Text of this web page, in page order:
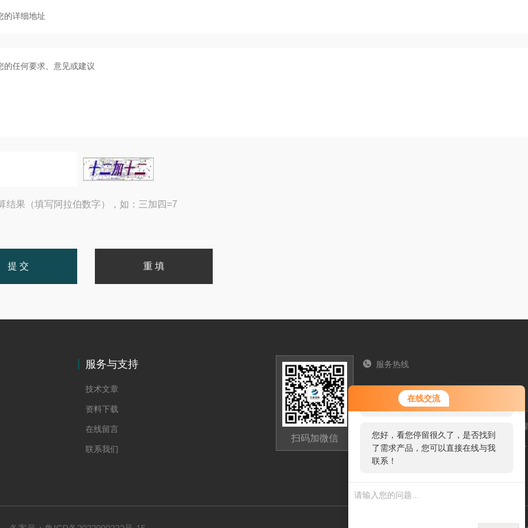
在线交流
您好！欢迎前来咨询，很高兴为您
服务，请问您要咨询什么问题呢？
您好，看您停留很久了，是否找到
了需求产品，您可以直接在线与我
联系！
结果（填写阿拉伯数字），如：三加四=7
服务与支持
技术文章
资料下载
在线留言
联系我们
扫码加微信
服务热线
13276362033
山东省潍坊高新区新城街道玉清社区光
高新区光电产业加速器（一期）1号楼301
1294284350qq.com